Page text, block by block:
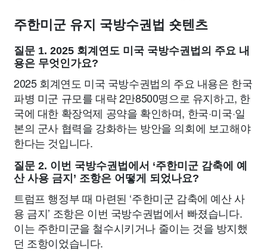
주한미군 유지 국방수권법 숏텐츠
질문 1. 2025 회계연도 미국 국방수권법의 주요 내
용은 무엇인가요?
2025 회계연도 미국 국방수권법의 주요 내용은 한국
파병 미군 규모를 대략 2만8500명으로 유지하고, 한
국에 대한 확장억제 공약을 확인하며, 한국·미국·일
본의 군사 협력을 강화하는 방안을 의회에 보고해야
한다는 것입니다.
질문 2. 이번 국방수권법에서 ‘주한미군 감축에 예
산 사용 금지’ 조항은 어떻게 되었나요?
트럼프 행정부 때 마련된 ‘주한미군 감축에 예산 사
용 금지’ 조항은 이번 국방수권법에서 빠졌습니다.
이는 주한미군을 철수시키거나 줄이는 것을 방지했
던 조항이었습니다.